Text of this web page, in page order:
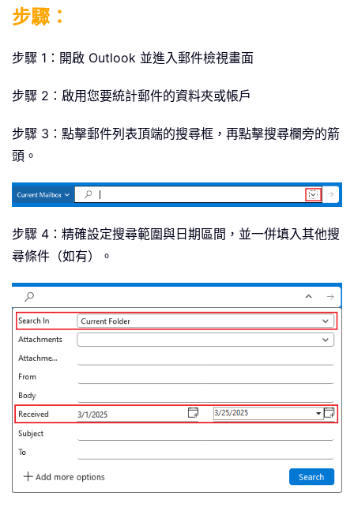
步驟：
步驟 1：開啟 Outlook 並進入郵件檢視畫面
步驟 2：啟用您要統計郵件的資料夾或帳戶
步驟 3：點擊郵件列表頂端的搜尋框，再點擊搜尋欄旁的箭
頭。
步驟 4：精確設定搜尋範圍與日期區間，並一併填入其他搜
尋條件（如有）。